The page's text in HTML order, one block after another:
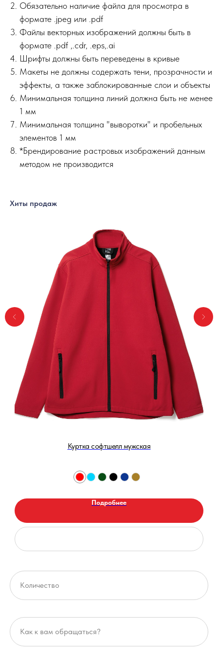
Обязательно наличие файла для просмотра в
формате .jpeg или .pdf
Файлы векторных изображений должны быть в
формате .pdf ,.сdr, .eps,.ai
Шрифты должны быть переведены в кривые
Макеты не должны содержать тени, прозрачности и
эффекты, а также заблокированные слои и объекты
Минимальная толщина линий должна быть не менее
1 мм
Минимальная толщина "выворотки" и пробельных
элементов 1 мм
*Брендирование растровых изображений данным
методом не производится
Хиты продаж
Куртка софтшелл мужская
Подробнее